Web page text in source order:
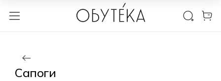
1 / 5
Сапоги